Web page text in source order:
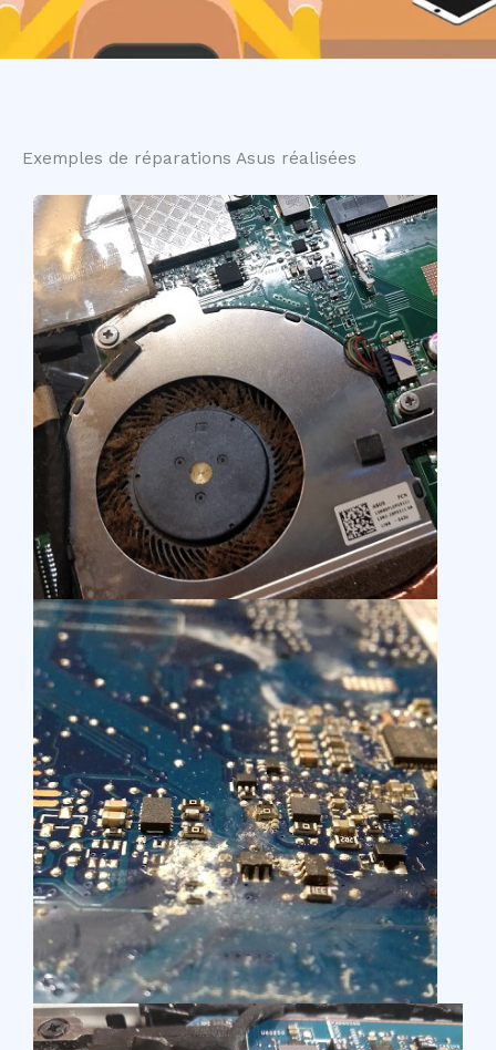
Exemples de réparations Asus réalisées